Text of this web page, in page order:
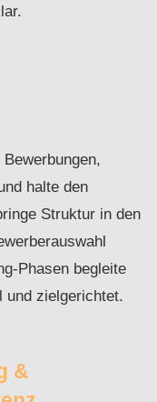
halte den
Struktur in den
Phasen begleite
und zielgerichtet.
&